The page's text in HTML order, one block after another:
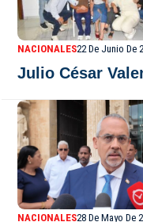
NACIONALES22 De Junio De
Julio César
NACIONALES28 De Mayo De